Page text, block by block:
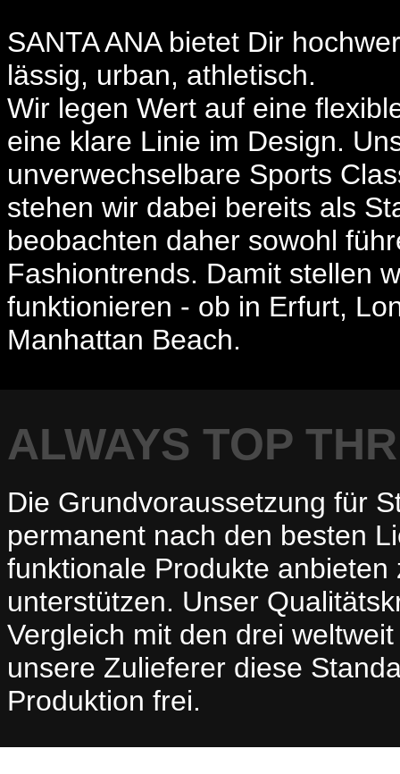
SANTA ANA bietet Dir
lässig, urban, athletisch.
Wir legen Wert auf eine
eine klare Linie im Design.
unverwechselbare Sports
stehen wir dabei bereits als
beobachten daher sowohl
Fashiontrends. Damit stellen
funktionieren - ob in Erfurt,
Manhattan Beach.
ALWAYS TOP
Die Grundvoraussetzung für
permanent nach den besten
funktionale Produkte
unterstützen. Unser
Vergleich mit den drei
unsere Zulieferer diese
Produktion frei.